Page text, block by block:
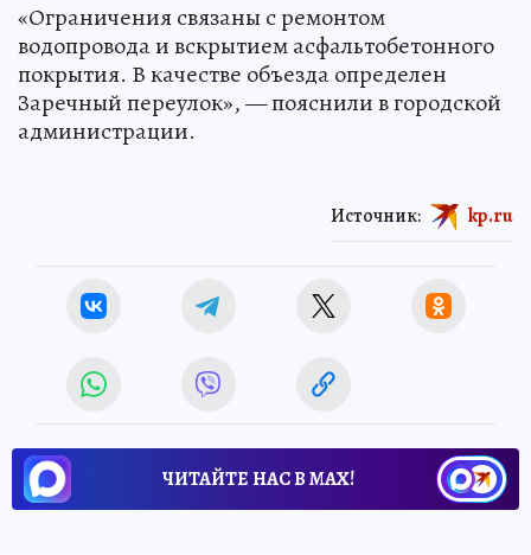
«Ограничения связаны с ремонтом
водопровода и вскрытием асфальтобетонного
покрытия. В качестве объезда определен
Заречный переулок», — пояснили в городской
администрации.
Источник: kp.ru
ЧИТАЙТЕ НАС В МАХ!